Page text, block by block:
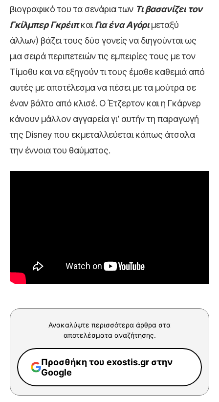
βιογραφικό του τα σενάρια των Τι βασανίζει τον
Γκίλμπερ ΓκρέιπκαιΓια ένα Αγόριμεταξύ
άλλων) βάζει τους δύο γονείς να διηγούνται ως
μια σειρά περιπετειών τις εμπειρίες τους με τον
Τίμοθυ και να εξηγούν τι τους έμαθε καθεμιά από
αυτές με αποτέλεσμα να πέσει με τα μούτρα σε
έναν βάλτο από κλισέ. Ο Έτζερτον και η Γκάρνερ
κάνουν μάλλον αγγαρεία γι’ αυτήν τη παραγωγή
της Disney που εκμεταλλεύεται κάπως άτσαλα
την έννοια του θαύματος.
Ανακαλύψτε περισσότερα άρθρα στα
αποτελέσματα αναζήτησης.
Προσθήκη του exostis.gr στην
Google